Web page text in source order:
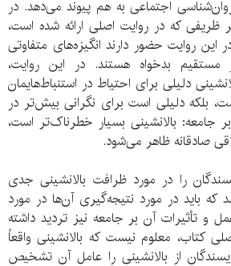
اجتماعی به هم پیوند می‌دهد. در
ظریفی که در روایت اصلی ارائه شده است،
این روایت حضور دارند انگیزه‌های متفاوتی
مستقیم بدخواه هستند. در این روایت،
دلیلی برای احتیاط در استنباط‌هایمان
بلکه دلیلی است برای نگرانی بیش‌تر در
بر جامعه: بالانشینی بسیار خطرناک‌تر است،
صادقانه ظاهر می‌شود.
را در مورد ظرافت بالانشینی جدی
باید در مورد نتیجه‌گیری آن‌ها در مورد
و تأثیرات آن بر جامعه نیز تردید داشته
کتاب، معلوم نیست که بالانشینی واقعاً
از بالانشینی را عامل آن تشخیص